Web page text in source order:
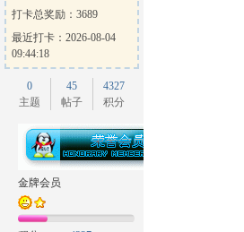
打卡总奖励：3689
最近打卡：2026-08-04
09:44:18
0
主题
45
帖子
4327
积分
金牌会员